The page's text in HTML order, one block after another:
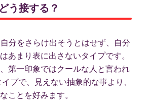
う接する？
分をさらけ出そうとはせず、自分
あまり表に出さないタイプです。
第一印象ではクールな人と言われ
プで、見えない抽象的な事より、
ことを好みます。